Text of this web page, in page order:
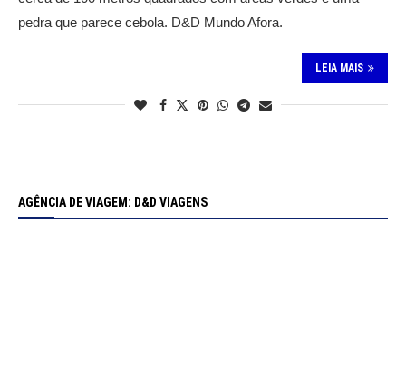
pedra que parece cebola. D&D Mundo Afora.
LEIA MAIS
AGÊNCIA DE VIAGEM: D&D VIAGENS